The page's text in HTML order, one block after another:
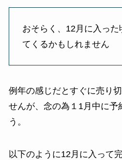
おそらく、12月に入った
てくるかもしれません
例年の感じだとすぐに売り
せんが、念の為１1月中に予
う。
以下のように12月に入って